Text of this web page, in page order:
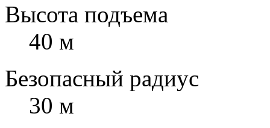
Высота подъема
40 м
Безопасный радиус
30 м